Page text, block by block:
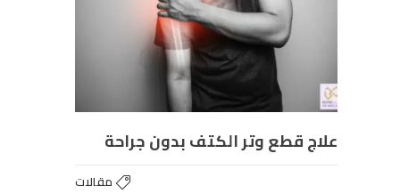
علاج قطع وتر الكتف بدون جراحة
مقالات